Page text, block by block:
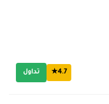
4.7★ تداول